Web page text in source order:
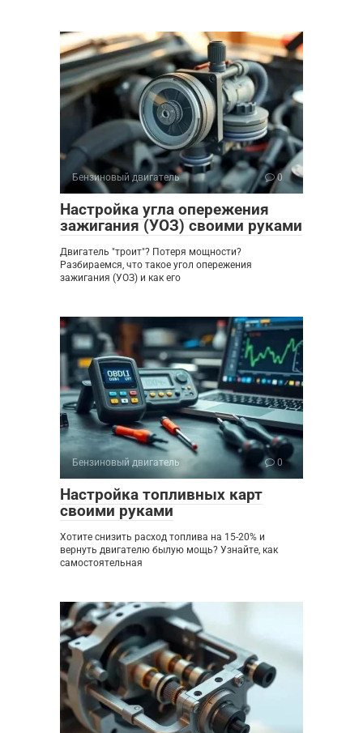
Бензиновый двигатель 0
Настройка угла опережения
зажигания (УОЗ) своими руками
Двигатель "троит"? Потеря мощности?
Разбираемся, что такое угол опережения
зажигания (УОЗ) и как его
Бензиновый двигатель 0
Настройка топливных карт
своими руками
Хотите снизить расход топлива на 15-20% и
вернуть двигателю былую мощь? Узнайте, как
самостоятельная